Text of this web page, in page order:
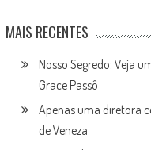
MAIS RECENTES
Nosso Segredo: Veja
Grace Passô
Apenas uma diretora
de Veneza